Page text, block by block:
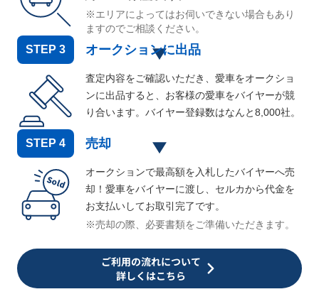
※エリアによってはお伺いできない場合もあり
ますのでご相談ください。
STEP 3 オークションに出品
査定内容をご確認いただき、愛車をオークショ
ンに出品すると、お客様の愛車をバイヤーが競
り合います。バイヤー登録数はなんと8,000社。
STEP 4 売却
オークションで最高額を入札したバイヤーへ売
却！愛車をバイヤーに渡し、セルカから代金を
お支払いしてお取引完了です。
※売却の際、必要書類をご準備いただきます。
ご利用の流れについて
詳しくはこちら